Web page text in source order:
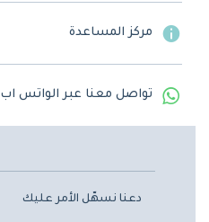
مركز المساعدة
تواصل معنا عبر الواتس اب
دعنا نسهّل الأمر عليك